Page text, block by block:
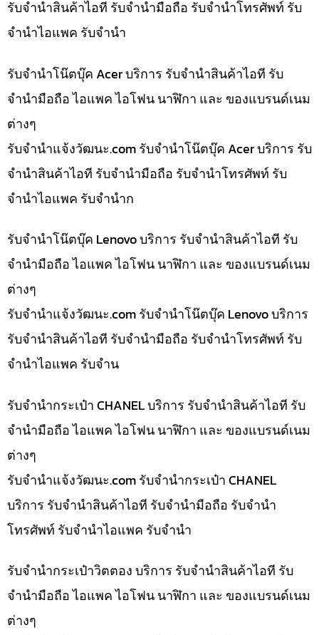
รับจำนำสินค้าไอที รับจำนำมือถือ รับจำนำโทรศัพท์ รับ
จำนำไอแพค รับจำนำ
รับจำนำโน๊ตบุ๊ค Acer บริการ รับจำนำสินค้าไอที รับ
จำนำมือถือ ไอแพค ไอโฟน นาฬิกา และ ของแบรนด์เนม
ต่างๆ
รับจํานําแจ้งวัฒนะ.com รับจำนำโน๊ตบุ๊ค Acer บริการ รับ
จำนำสินค้าไอที รับจำนำมือถือ รับจำนำโทรศัพท์ รับ
จำนำไอแพค รับจำนำก
รับจำนำโน๊ตบุ๊ค Lenovo บริการ รับจำนำสินค้าไอที รับ
จำนำมือถือ ไอแพค ไอโฟน นาฬิกา และ ของแบรนด์เนม
ต่างๆ
รับจํานําแจ้งวัฒนะ.com รับจำนำโน๊ตบุ๊ค Lenovo บริการ
รับจำนำสินค้าไอที รับจำนำมือถือ รับจำนำโทรศัพท์ รับ
จำนำไอแพค รับจำน
รับจำนำกระเป๋า CHANEL บริการ รับจำนำสินค้าไอที รับ
จำนำมือถือ ไอแพค ไอโฟน นาฬิกา และ ของแบรนด์เนม
ต่างๆ
รับจํานําแจ้งวัฒนะ.com รับจำนำกระเป๋า CHANEL
บริการ รับจำนำสินค้าไอที รับจำนำมือถือ รับจำนำ
โทรศัพท์ รับจำนำไอแพค รับจำนำ
รับจำนำกระเป๋าวิตตอง บริการ รับจำนำสินค้าไอที รับ
จำนำมือถือ ไอแพค ไอโฟน นาฬิกา และ ของแบรนด์เนม
ต่างๆ